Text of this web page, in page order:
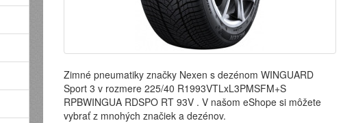
Zimné pneumatiky značky Nexen s dezénom WINGUARD
Sport 3 v rozmere 225/40 R1993VTLxL3PMSFM+S
RPBWINGUA RDSPO RT 93V . V našom eShope si môžete
vybrať z mnohých značiek a dezénov.